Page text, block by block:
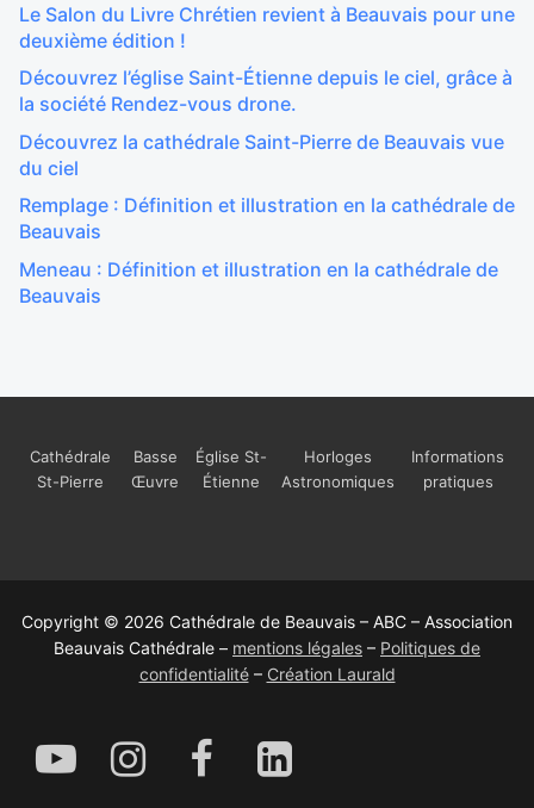
Le Salon du Livre Chrétien revient à Beauvais pour une
deuxième édition !
Découvrez l’église Saint-Étienne depuis le ciel, grâce à
la société Rendez-vous drone.
Découvrez la cathédrale Saint-Pierre de Beauvais vue
du ciel
Remplage : Définition et illustration en la cathédrale de
Beauvais
Meneau : Définition et illustration en la cathédrale de
Beauvais
Cathédrale
St-Pierre
Basse
Œuvre
Église St-
Étienne
Horloges
Astronomiques
Informations
pratiques
Copyright © 2026 Cathédrale de Beauvais – ABC – Association
Beauvais Cathédrale – mentions légales – Politiques de
confidentialité– Création Laurald